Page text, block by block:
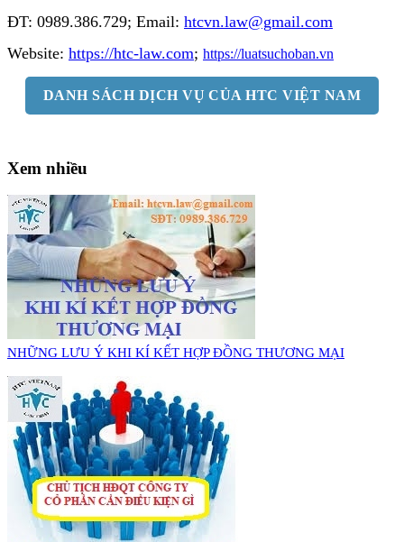
ĐT: 0989.386.729; Email: htcvn.law@gmail.com
Website: https://htc-law.com; https://luatsuchoban.vn
DANH SÁCH DỊCH VỤ CỦA HTC VIỆT NAM
Xem nhiều
NHỮNG LƯU Ý KHI KÍ KẾT HỢP ĐỒNG THƯƠNG MẠI